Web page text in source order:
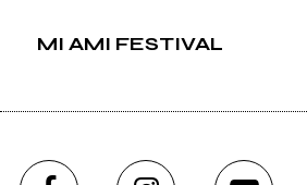
MI AMI FESTIVAL